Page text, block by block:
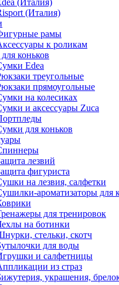
(Италия)
(Италия)
рамы
к роликам
коньков
Edea
треугольные
прямоугольные
на колесиках
и аксессуары Zuca
для коньков
лезвий
фигуриста
на лезвия, салфетки
ароматизаторы для
для тренировок
на ботинки
стельки, скотч
для воды
и салфетницы
из страз
украшения,